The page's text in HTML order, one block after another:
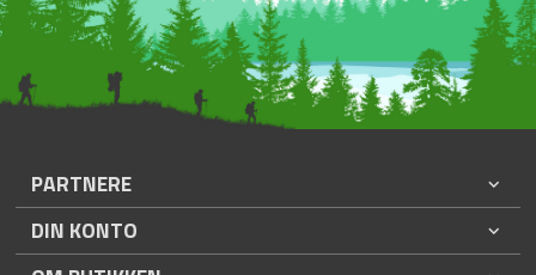
PARTNERE
DIN KONTO